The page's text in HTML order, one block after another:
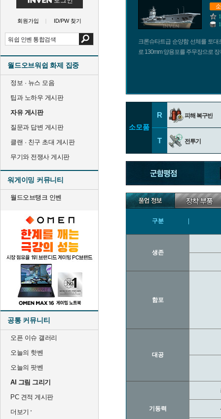
회원가입 ID/PW 찾기
월드오브워쉽 화제 집중
정보 · 뉴스 모음
팁과 노하우 게시판
자유 게시판
질문과 답변 게시판
클랜 · 친구 초대 게시판
무기와 전쟁사 게시판
워게이밍 커뮤니티
월드오브탱크 인벤
공통 커뮤니티
오픈 이슈 갤러리
오늘의 핫벤
오늘의 팟벤
AI 그림 그리기
PC 견적 게시판
더보기
1
1
크론슈타트급 순양함 선체를 토
로 130mm 양용포를 주무장으로
소모품
R 피해 복구반
T 전투기
구분
생존
함포
대공
기동력